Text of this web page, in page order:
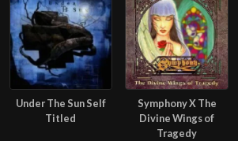
Under The Sun Self
Titled
Symphony X The
Divine Wings of
Tragedy